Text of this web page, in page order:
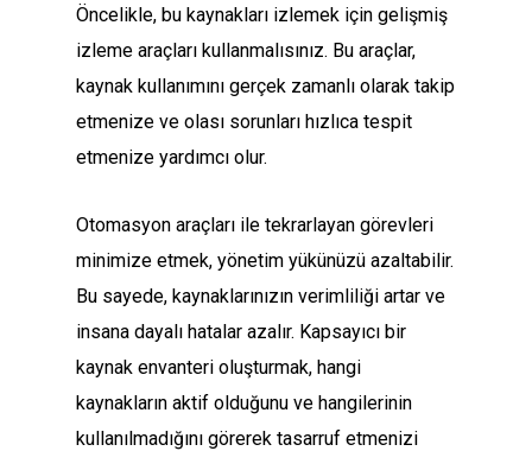
Öncelikle, bu kaynakları izlemek için gelişmiş
izleme araçları kullanmalısınız. Bu araçlar,
kaynak kullanımını gerçek zamanlı olarak takip
etmenize ve olası sorunları hızlıca tespit
etmenize yardımcı olur.
Otomasyon araçları ile tekrarlayan görevleri
minimize etmek, yönetim yükünüzü azaltabilir.
Bu sayede, kaynaklarınızın verimliliği artar ve
insana dayalı hatalar azalır. Kapsayıcı bir
kaynak envanteri oluşturmak, hangi
kaynakların aktif olduğunu ve hangilerinin
kullanılmadığını görerek tasarruf etmenizi